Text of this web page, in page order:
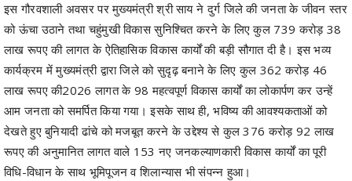
इस गौरवशाली अवसर पर मुख्यमंत्री श्री साय ने दुर्ग जिले की जनता के जीवन स्तर
को ऊंचा उठाने तथा चहुंमुखी विकास सुनिश्चित करने के लिए कुल 739 करोड़ 38
लाख रूपए की लागत के ऐतिहासिक विकास कार्यों की बड़ी सौगात दी है। इस भव्य
कार्यक्रम में मुख्यमंत्री द्वारा जिले को सुदृढ़ बनाने के लिए कुल 362 करोड़ 46
लाख रूपए की2026 लागत के 98 महत्वपूर्ण विकास कार्यों का लोकार्पण कर उन्हें
आम जनता को समर्पित किया गया। इसके साथ ही, भविष्य की आवश्यकताओं को
देखते हुए बुनियादी ढांचे को मजबूत करने के उद्देश्य से कुल 376 करोड़ 92 लाख
रूपए की अनुमानित लागत वाले 153 नए जनकल्याणकारी विकास कार्यों का पूरी
विधि-विधान के साथ भूमिपूजन व शिलान्यास भी संपन्न हुआ।